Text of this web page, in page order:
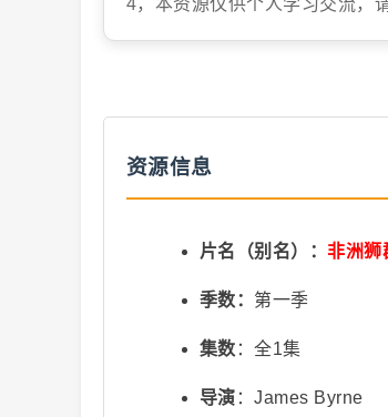
短
4，本资源仅供个人学习交流，
资源信息
片名（别名）：非洲狮
季数： 第一季
集数 ：全1集
导演 ：James Byrne